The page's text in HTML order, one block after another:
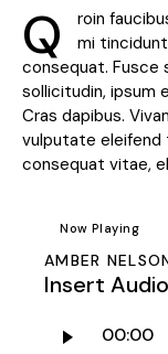
Q
roin
mi
consequat. Fusce
sollicitudin, ipsum
Cras dapibus.
vulputate eleifend
consequat vitae,
Now Playing
AMBER
Insert
Ses
00:00